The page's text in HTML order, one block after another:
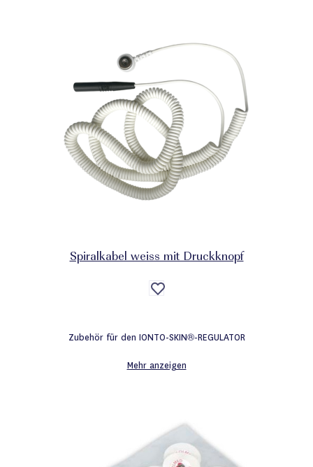
Spiralkabel weiss mit Druckknopf
Auf
die
Zubehör für den IONTO-SKIN®-REGULATOR
Mehr anzeigen